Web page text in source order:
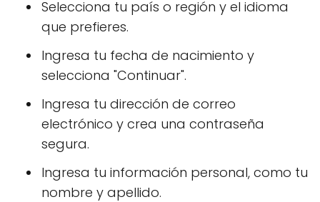
Selecciona tu país o región y el idioma
que prefieres.
Ingresa tu fecha de nacimiento y
selecciona "Continuar".
Ingresa tu dirección de correo
electrónico y crea una contraseña
segura.
Ingresa tu información personal, como tu
nombre y apellido.